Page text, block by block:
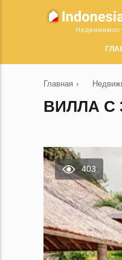
Главная ›
ВИЛЛА С
403